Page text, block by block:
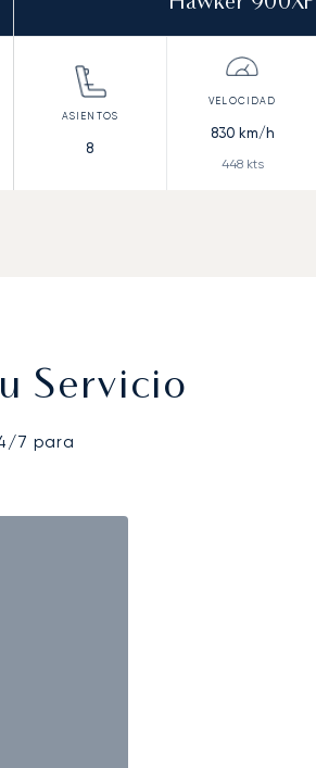
8
830 km/h
448kts
Servicio
7 para